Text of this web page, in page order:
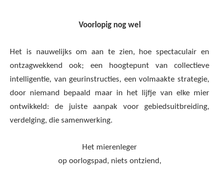
Voorlopig nog wel
Het is nauwelijks om aan te zien, hoe spectaculair en
ontzagwekkend ook; een hoogtepunt van collectieve
intelligentie, van geurinstructies, een volmaakte strategie,
door niemand bepaald maar in het lijfje van elke mier
ontwikkeld: de juiste aanpak voor gebiedsuitbreiding,
verdelging, die samenwerking.
Het mierenleger
op oorlogspad, niets ontziend,